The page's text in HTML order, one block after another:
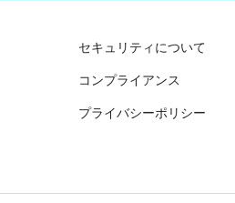
セキュリティについて
コンプライアンス
プライバシーポリシー